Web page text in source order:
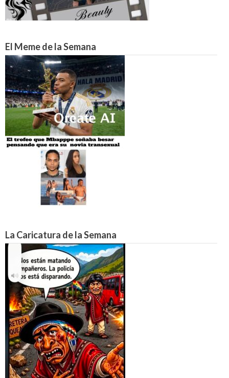
El Meme de la Semana
La Caricatura de la Semana